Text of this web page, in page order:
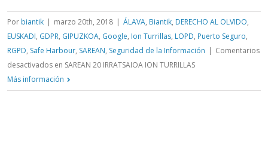
Por biantik | marzo 20th, 2018 | ÁLAVA, Biantik, DERECHO AL OLVIDO,
EUSKADI, GDPR, GIPUZKOA, Google, Ion Turrillas, LOPD, Puerto Seguro,
RGPD, Safe Harbour, SAREAN, Seguridad de la Información | Comentarios
desactivados en SAREAN 20 IRRATSAIOA ION TURRILLAS
Más información